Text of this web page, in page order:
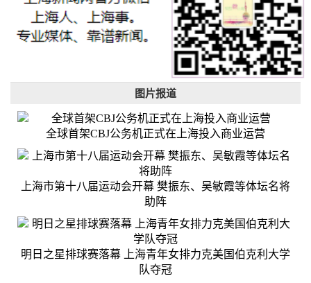
图片报道
全球首架CBJ公务机正式在上海投入商业运营
上海市第十八届运动会开幕 樊振东、吴敏霞等体坛名将
助阵
明日之星排球赛落幕 上海青年女排力克美国伯克利大学
队夺冠